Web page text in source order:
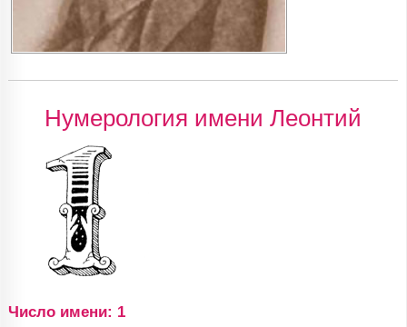
Нумерология имени Леонтий
Число имени: 1